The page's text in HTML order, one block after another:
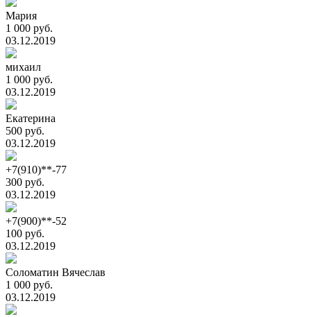
Мария
1 000 руб.
03.12.2019
михаил
1 000 руб.
03.12.2019
Екатерина
500 руб.
03.12.2019
+7(910)**-77
300 руб.
03.12.2019
+7(900)**-52
100 руб.
03.12.2019
Соломатин Вячеслав
1 000 руб.
03.12.2019